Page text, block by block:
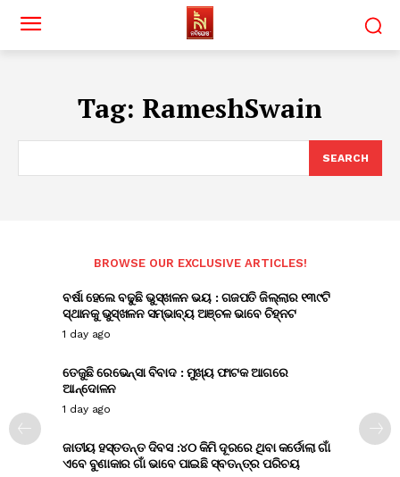
Tag: RameshSwain
SEARCH
BROWSE OUR EXCLUSIVE ARTICLES!
ବର୍ଷା ହେଲେ ବଢୁଛି ଭୁସ୍ଖଳନ ଭୟ : ଗଜପତି ଜିଲ୍ଲାର ୧୩୯ଟି
ସ୍ଥାନକୁ ଭୁସ୍ଖଳନ ସମ୍ଭାବ୍ୟ ଅଞ୍ଚଳ ଭାବେ ଚିହ୍ନଟ
1 day ago
ତେଜୁଛି ରେଭେନ୍ସା ବିବାଦ : ମୁଖ୍ୟ ଫାଟକ ଆଗରେ
ଆନ୍ଦୋଳନ
1 day ago
ଜାତୀୟ ହସ୍ତତନ୍ତ ଦିବସ :୪୦ କିମି ଦୂରରେ ଥିବା କର୍ଡୋଲା ଗାଁ
ଏବେ ବୁଣାକାର ଗାଁ ଭାବେ ପାଇଛି ସ୍ବତନ୍ତ୍ର ପରିଚୟ